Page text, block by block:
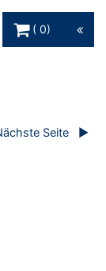
0
Seite